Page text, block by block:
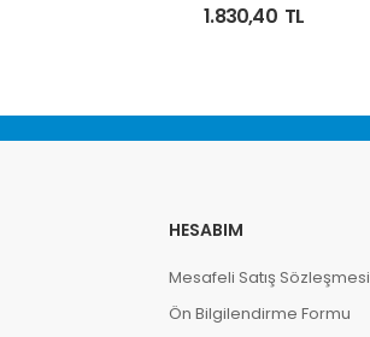
1.830,40 TL
HESABIM
Mesafeli Satış Sözleşmesi
Ön Bilgilendirme Formu